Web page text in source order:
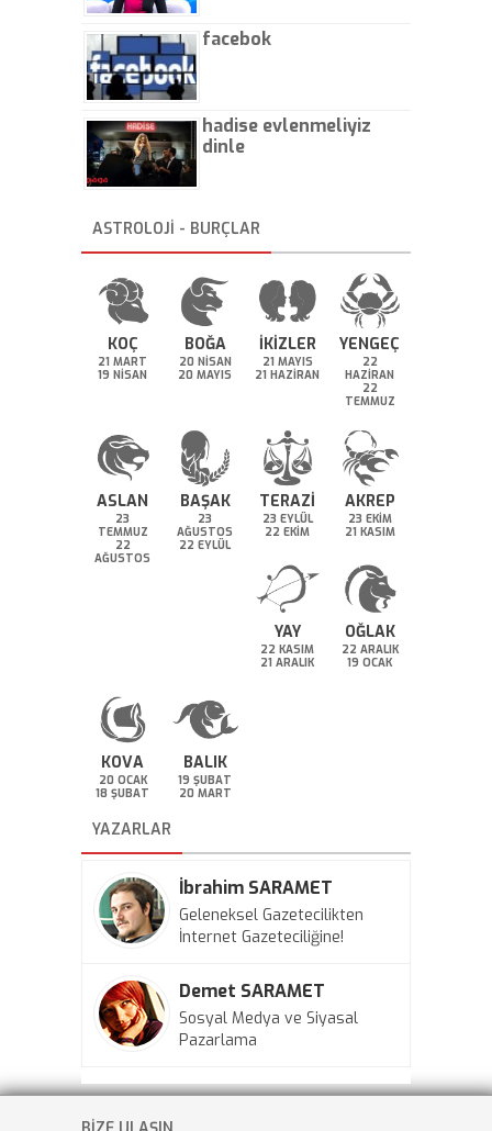
facebok
hadise evlenmeliyiz
dinle
ASTROLOJİ - BURÇLAR
KOÇ
21 MART
19 NİSAN
BOĞA
20 NİSAN
20 MAYIS
İKİZLER
21 MAYIS
21 HAZİRAN
YENGEÇ
22
HAZİRAN
22
TEMMUZ
ASLAN
23
TEMMUZ
22
AĞUSTOS
BAŞAK
23
AĞUSTOS
22 EYLÜL
TERAZİ
23 EYLÜL
22 EKİM
AKREP
23 EKİM
21 KASIM
YAY
22 KASIM
21 ARALIK
OĞLAK
22 ARALIK
19 OCAK
KOVA
20 OCAK
18 ŞUBAT
BALIK
19 ŞUBAT
20 MART
YAZARLAR
İbrahim SARAMET
Geleneksel Gazetecilikten
İnternet Gazeteciliğine!
Demet SARAMET
Sosyal Medya ve Siyasal
Pazarlama